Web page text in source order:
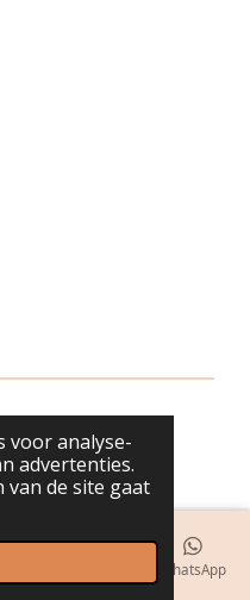
voor analyse-
advertenties.
de site gaat
WhatsApp